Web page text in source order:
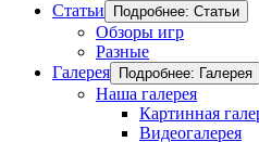
Статьи
Подробнее: Статьи
Обзоры игр
Разные
Галерея
Подробнее: Галерея
Наша галерея
Картинная
Видеогалерея